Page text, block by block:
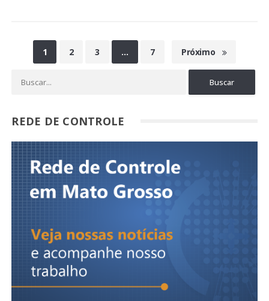
1 2 3 … 7 Próximo
REDE DE CONTROLE